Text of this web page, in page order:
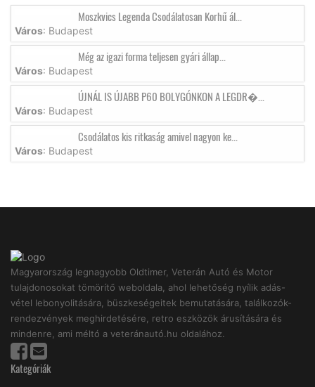
Moszkvics Legenda Csodálatosan Korhű ál...
Város: Budapest
Még az igazi forma teljesen gyári állap...
Város: Budapest
ÚJNÁL IS ÚJABB P60 BOLYGÓNKON A LEGDR�...
Város: Budapest
Csodálatos kis ritkaság amivel nagyon ke...
Város: Budapest
Magyarország legnagyobb Oldtimer, Veterán Autó és Motor
tulajdonosokat tömörítő weboldala, ahol lehetőség nyílik adás-
vétel lebonyolitására, büszkeségeitek bemutatására, találkozók-
rendezvények meghirdetésére, retro eszközök árusítására és
mindenre, ami méltó a veteránautó.hu oldalához.
Kategóriák